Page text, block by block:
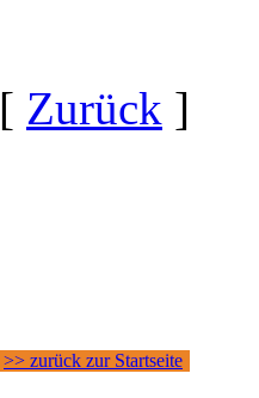
[ Zurück ]
>> zurück zur Startseite